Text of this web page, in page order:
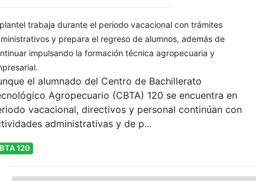
trabaja durante el periodo vacacional con trámites
y prepara el regreso de alumnos, además de
impulsando la formación técnica agropecuaria y
el alumnado del Centro de Bachillerato
Agropecuario (CBTA) 120 se encuentra en
vacacional, directivos y personal continúan con
administrativas y de p...
120